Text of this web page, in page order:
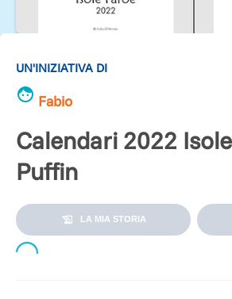
UN'INIZIATIVA DI
Fabio
Calendari 2022
Puffin
LA MIA STORIA
Loading...